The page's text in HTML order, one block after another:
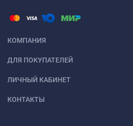
КОМПАНИЯ
ДЛЯ ПОКУПАТЕЛЕЙ
ЛИЧНЫЙ КАБИНЕТ
КОНТАКТЫ